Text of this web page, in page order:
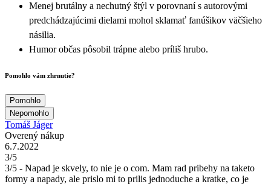
Menej brutálny a nechutný štýl v porovnaní s autorovými
predchádzajúcimi dielami mohol sklamať fanúšikov väčšieho
násilia.
Humor občas pôsobil trápne alebo príliš hrubo.
Pomohlo vám zhrnutie?
Pomohlo
Nepomohlo
Tomáš Jáger
Overený nákup
6.7.2022
3/5
3/5 - Napad je skvely, to nie je o com. Mam rad pribehy na taketo
formy a napady, ale prislo mi to prilis jednoduche a kratke, co je